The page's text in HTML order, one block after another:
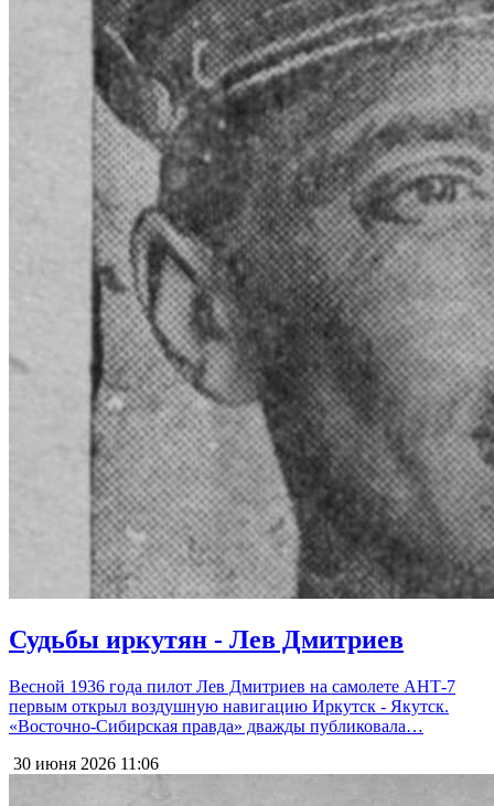
Судьбы иркутян - Лев Дмитриев
Весной 1936 года пилот Лев Дмитриев на самолете АНТ-7
первым открыл воздушную навигацию Иркутск - Якутск.
«Восточно-Сибирская правда» дважды публиковала…
30 июня 2026 11:06